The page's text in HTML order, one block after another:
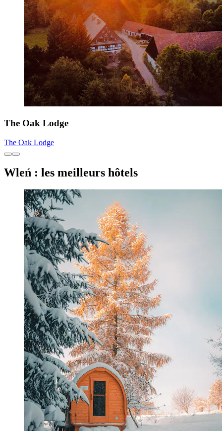
The Oak Lodge
The Oak Lodge
Wleń : les meilleurs hôtels